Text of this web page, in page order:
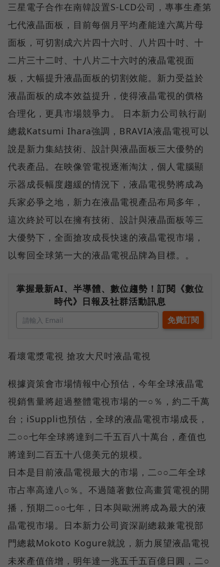
三星電子合作在南韓設置S-LCD公司，專事生產第
七代液晶面板，目前每個月平均產能達六萬片母
面板，可切割成六片四十六吋、八片四十吋、十
二片三十二吋、十八片二十六吋的液晶電視面
板，大幅提升液晶面板的切割效能。新力受益於
液晶面板的成本效益提升，使得液晶電視的價格
合理化，更具市場競爭力。 日本新力公司執行副
總裁Katsumi Ihara強調，BRAVIA液晶電視可以
說是新力集結技術、設計與液晶面板三大優勢的
代表產品。在映像管電視逐漸淘汰，個人電腦顯
示器成長幅度趨緩的情況下，液晶電視勢將成為
兵家必爭之地，新力在液晶電視產品布局多年，
這次終於可以在擁有技術、設計與液晶面板等三
大優勢下，全面搶攻成長快速的液晶電視市場，
以奪回全球第一大的液晶電視品牌為目標。。
掌握最新AI、半導體、數位趨勢！訂閱《數位
時代》日報及社群活動訊息
看壞電漿電視 搶攻大尺吋液晶電視
根據資策會市場情報中心預估，今年全球液晶電
視銷售量將超過整體電視市場的一○％，約二千萬
台；iSuppli也預估，全球的液晶電視市場成長，
二○○七年全球將達到二千五百八十萬台，產值也
將達到二百五十八億美元的規模。
日本是目前液晶電視最大的市場，二○○二年全球
市占率高達八○％。不過隨著數位高畫質電視的開
播，預期二○○七年，日本與歐洲將成為最大的液
晶電視市場。日本新力公司資深副總裁兼電視部
門總裁Mokoto Kogure就說，新力展望液晶電視
未來產值倍增，明年達一兆五千五百億日圓，二○